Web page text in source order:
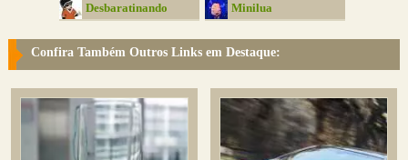
Desbaratinando
Minilua
Confira Também Outros Links em Destaque: